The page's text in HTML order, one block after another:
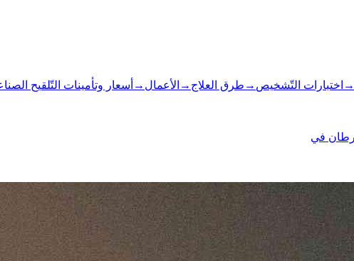
→ اختبارات التّشخيص → طرق العلاج → الأعمال → أسعار وتأمينات التّلقيح